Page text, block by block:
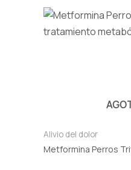
Alivio del dolor
Metformina Perros
Este
producto
se
pueden